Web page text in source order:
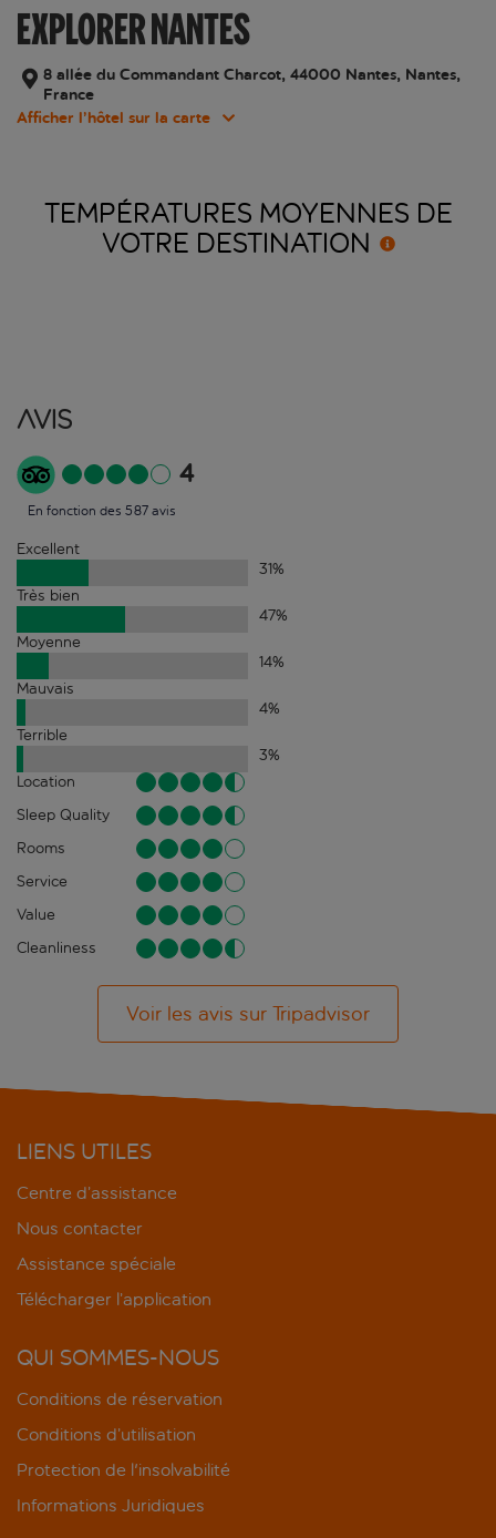
EXPLORER NANTES
8 allée du Commandant Charcot, 44000 Nantes, Nantes,
France
Afficher l’hôtel sur la carte
TEMPÉRATURES MOYENNES DE
VOTRE DESTINATION
Avis
4
En fonction des 587 avis
Excellent
31%
Très bien
47%
Moyenne
14%
Mauvais
4%
Terrible
3%
Location
Sleep Quality
Rooms
Service
Value
Cleanliness
Voir les avis sur Tripadvisor
LIENS UTILES
Centre d’assistance
Nous contacter
Assistance spéciale
Télécharger l’application
QUI SOMMES-NOUS
Conditions de réservation
Conditions d’utilisation
Protection de l'insolvabilité
Informations Juridiques